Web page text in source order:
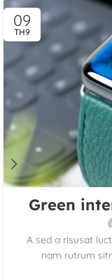
09
TH9
Green
A sed a risusat
nam rutrum